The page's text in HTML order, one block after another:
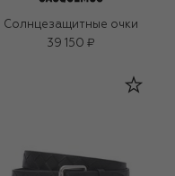
Солнцезащитные очки
39 150 ₽